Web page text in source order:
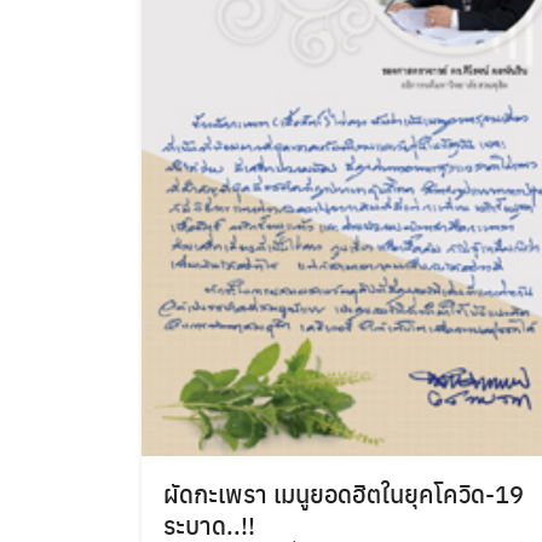
ผัดกะเพรา เมนูยอดฮิตในยุคโควิด-19
ระบาด..!!